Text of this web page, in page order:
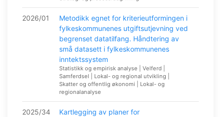
2026/01
Metodikk egnet for kriterieutformingen i
fylkeskommunenes utgiftsutjevning ved
begrenset datatilfang. Håndtering av
små datasett i fylkeskommunenes
inntektssystem
Statistikk og empirisk analyse | Velferd |
Samferdsel | Lokal- og regional utvikling |
Skatter og offentlig økonomi | Lokal- og
regionalanalyse
2025/34
Kartlegging av planer for